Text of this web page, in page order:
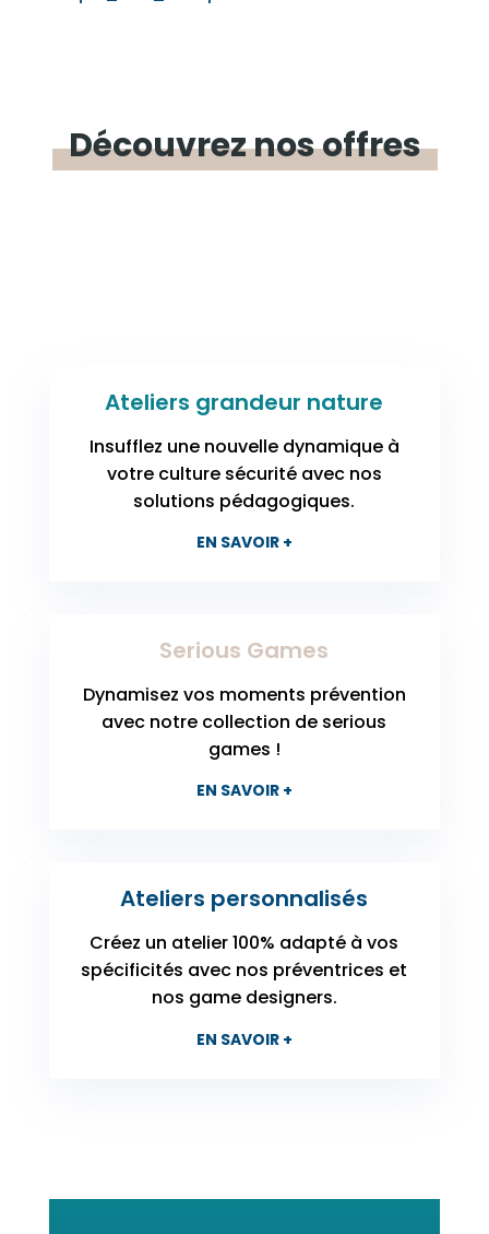
Découvreznos offres
Ateliers grandeur nature
Insufflez une nouvelle dynamique à
votre culture sécurité avec nos
solutions pédagogiques.
EN SAVOIR +
Serious Games
Dynamisez vos moments prévention
avec notre collection de serious
games !
EN SAVOIR +
Ateliers personnalisés
Créez un atelier 100% adapté à vos
spécificités avec nos préventrices et
nos game designers.
EN SAVOIR +